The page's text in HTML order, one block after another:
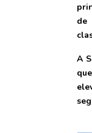
de
A